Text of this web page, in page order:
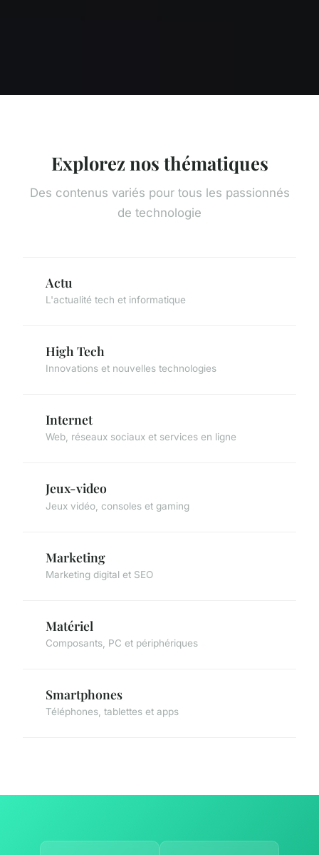
Explorez nos thématiques
Des contenus variés pour tous les passionnés
de technologie
Actu
L'actualité tech et informatique
High Tech
Innovations et nouvelles technologies
Internet
Web, réseaux sociaux et services en ligne
Jeux-video
Jeux vidéo, consoles et gaming
Marketing
Marketing digital et SEO
Matériel
Composants, PC et périphériques
Smartphones
Téléphones, tablettes et apps